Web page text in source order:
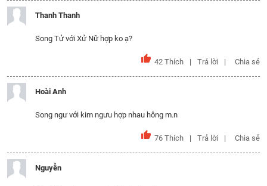
Thanh Thanh
Song Tử với Xử Nữ hợp ko ạ?
42 Thích Trả lời Chia sẻ
Hoài Anh
Song ngư với kim ngưu hợp nhau hông m.n
76 Thích Trả lời Chia sẻ
Nguyễn